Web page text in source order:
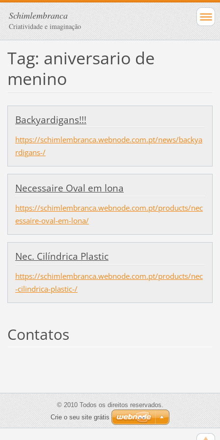
Schimlembranca
Criatividade e imaginação
Tag: aniversario de
menino
Backyardigans!!!
https://schimlembranca.webnode.com.pt/news/backya
rdigans-/
Necessaire Oval em lona
https://schimlembranca.webnode.com.pt/products/nec
essaire-oval-em-lona/
Nec. Cilíndrica Plastic
https://schimlembranca.webnode.com.pt/products/nec
-cilindrica-plastic-/
Contatos
© 2010 Todos os direitos reservados.
Crie o seu site grátis